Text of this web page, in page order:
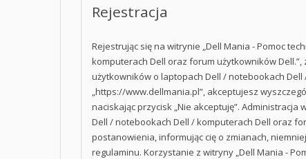
Rejestracja
Rejestrując się na witrynie „Dell Mania - Pomoc
komputerach Dell oraz forum użytkowników Dell.”,
użytkowników o laptopach Dell / notebookach
„https://www.dellmania.pl”, akceptujesz
naciskając przycisk „Nie akceptuję”.
Dell / notebookach Dell / komputerach Dell oraz
postanowienia, informując cię o zmianach,
regulaminu. Korzystanie z witryny „Dell Mania -